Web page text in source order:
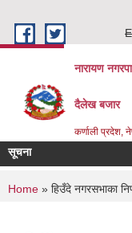
नारायण
दैलेख बजार
कर्णाली प्रदेश,
सूचना
You are
Home » हिउँदे नगरसभाका